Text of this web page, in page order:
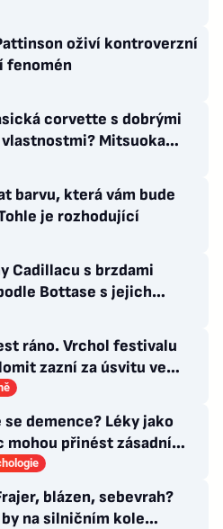
oživí kontroverzní
fenomén
corvette s dobrými
Mitsuoka
legendární MX-5
barvu, která vám bude
je rozhodující
Cadillacu s brzdami
Bottase s jejich
ráno. Vrchol festivalu
zazní za úsvitu ve
se demence? Léky jako
mohou přinést zásadní
léčbě Alzheimerovy
blázen, sebevrah?
na silničním kole